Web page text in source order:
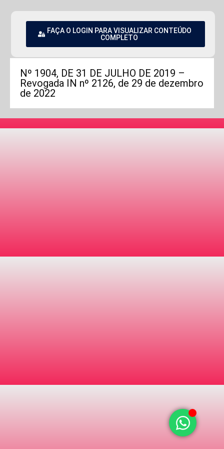
FAÇA O LOGIN PARA VISUALIZAR CONTEÚDO
COMPLETO
Nº 1904, DE 31 DE JULHO DE 2019 –
Revogada IN nº 2126, de 29 de dezembro
de 2022